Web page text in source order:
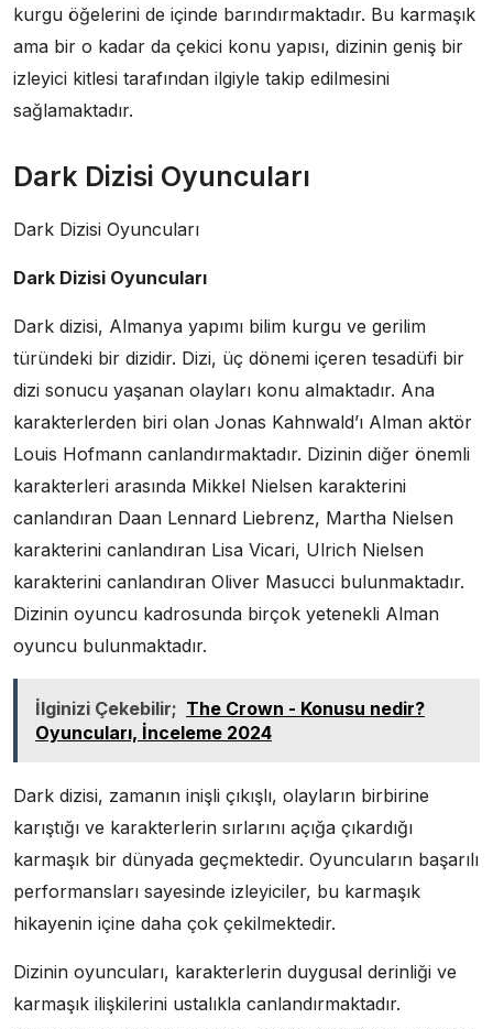
kurgu öğelerini de içinde barındırmaktadır. Bu karmaşık
ama bir o kadar da çekici konu yapısı, dizinin geniş bir
izleyici kitlesi tarafından ilgiyle takip edilmesini
sağlamaktadır.
Dark Dizisi Oyuncuları
Dark Dizisi Oyuncuları
Dark Dizisi Oyuncuları
Dark dizisi, Almanya yapımı bilim kurgu ve gerilim
türündeki bir dizidir. Dizi, üç dönemi içeren tesadüfi bir
dizi sonucu yaşanan olayları konu almaktadır. Ana
karakterlerden biri olan Jonas Kahnwald’ı Alman aktör
Louis Hofmann canlandırmaktadır. Dizinin diğer önemli
karakterleri arasında Mikkel Nielsen karakterini
canlandıran Daan Lennard Liebrenz, Martha Nielsen
karakterini canlandıran Lisa Vicari, Ulrich Nielsen
karakterini canlandıran Oliver Masucci bulunmaktadır.
Dizinin oyuncu kadrosunda birçok yetenekli Alman
oyuncu bulunmaktadır.
İlginizi Çekebilir; The Crown - Konusu nedir?
Oyuncuları, İnceleme 2024
Dark dizisi, zamanın inişli çıkışlı, olayların birbirine
karıştığı ve karakterlerin sırlarını açığa çıkardığı
karmaşık bir dünyada geçmektedir. Oyuncuların başarılı
performansları sayesinde izleyiciler, bu karmaşık
hikayenin içine daha çok çekilmektedir.
Dizinin oyuncuları, karakterlerin duygusal derinliği ve
karmaşık ilişkilerini ustalıkla canlandırmaktadır.